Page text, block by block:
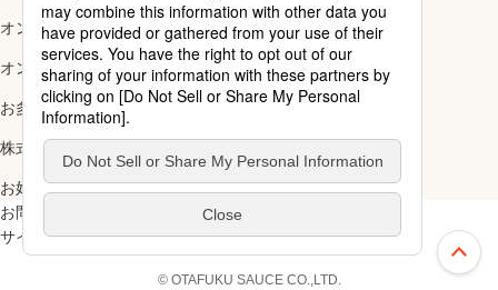
へ
オンラインショップ楽天市場店
オンラインショップYahoo!店
お多福醸造株式会社
株式会社ナカガワ
お好み焼アカデミー
お問い合わせ
ご利用規約
サイトマップ
スペシャルサイト一覧
© OTAFUKU SAUCE CO.,LTD.